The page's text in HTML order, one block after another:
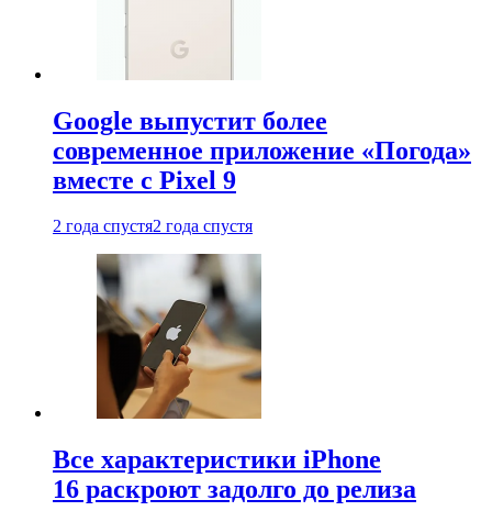
Google выпустит более
современное приложение «Погода»
вместе с Pixel 9
2 года спустя2 года спустя
Все характеристики iPhone
16 раскроют задолго до релиза